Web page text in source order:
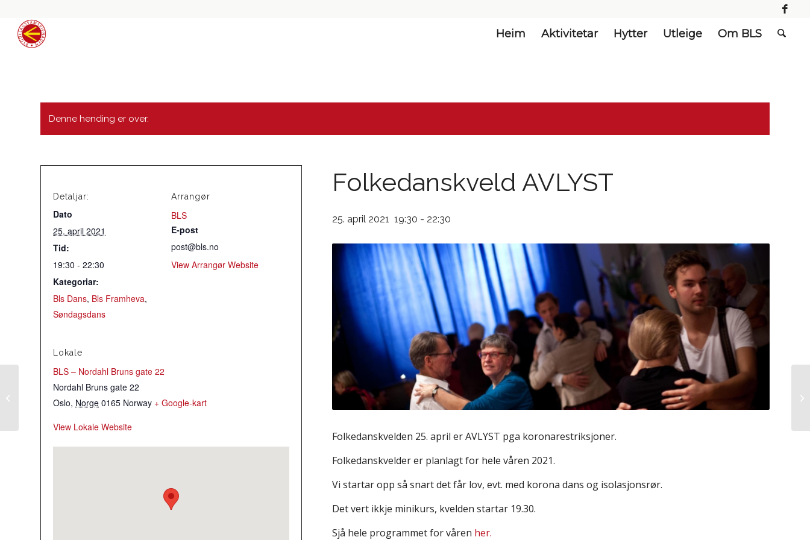
Heim Aktivitetar Hytter Utleige Om BLS
Denne hending er over.
Folkedanskveld AVLYST
25. april 2021 19:30 - 22:30
Folkedanskvelden 25. april er AVLYST pga koronarestriksjoner.
Folkedanskvelder er planlagt for hele våren 2021.
Vi startar opp så snart det får lov, evt. med korona dans og isolasjonsrør.
Det vert ikkje minikurs, kvelden startar 19.30.
Sjå hele programmet for våren her.
Detaljar:
Dato
25. april 2021
Tid:
19:30 - 22:30
Kategoriar:
Bls Dans, Bls Framheva,
Søndagsdans
Arrangør
BLS
E-post
post@bls.no
View Arrangør Website
Lokale
BLS – Nordahl Bruns gate 22
Nordahl Bruns gate 22
Oslo, Norge 0165 Norway + Google-kart
View Lokale Website